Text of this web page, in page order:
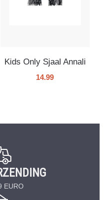
Kids Only Sjaal Annali
14.99
EURO